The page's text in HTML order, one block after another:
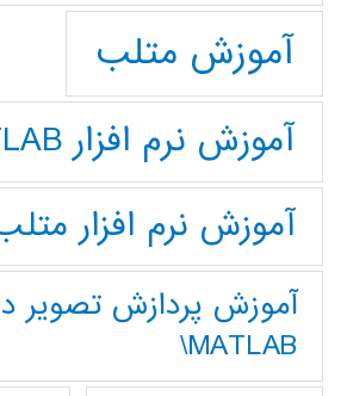
آموزش متلب
آموزش نرم افزار MATLAB
آموزش نرم افزار
آموزش پردازش تصوير
MATLAB\